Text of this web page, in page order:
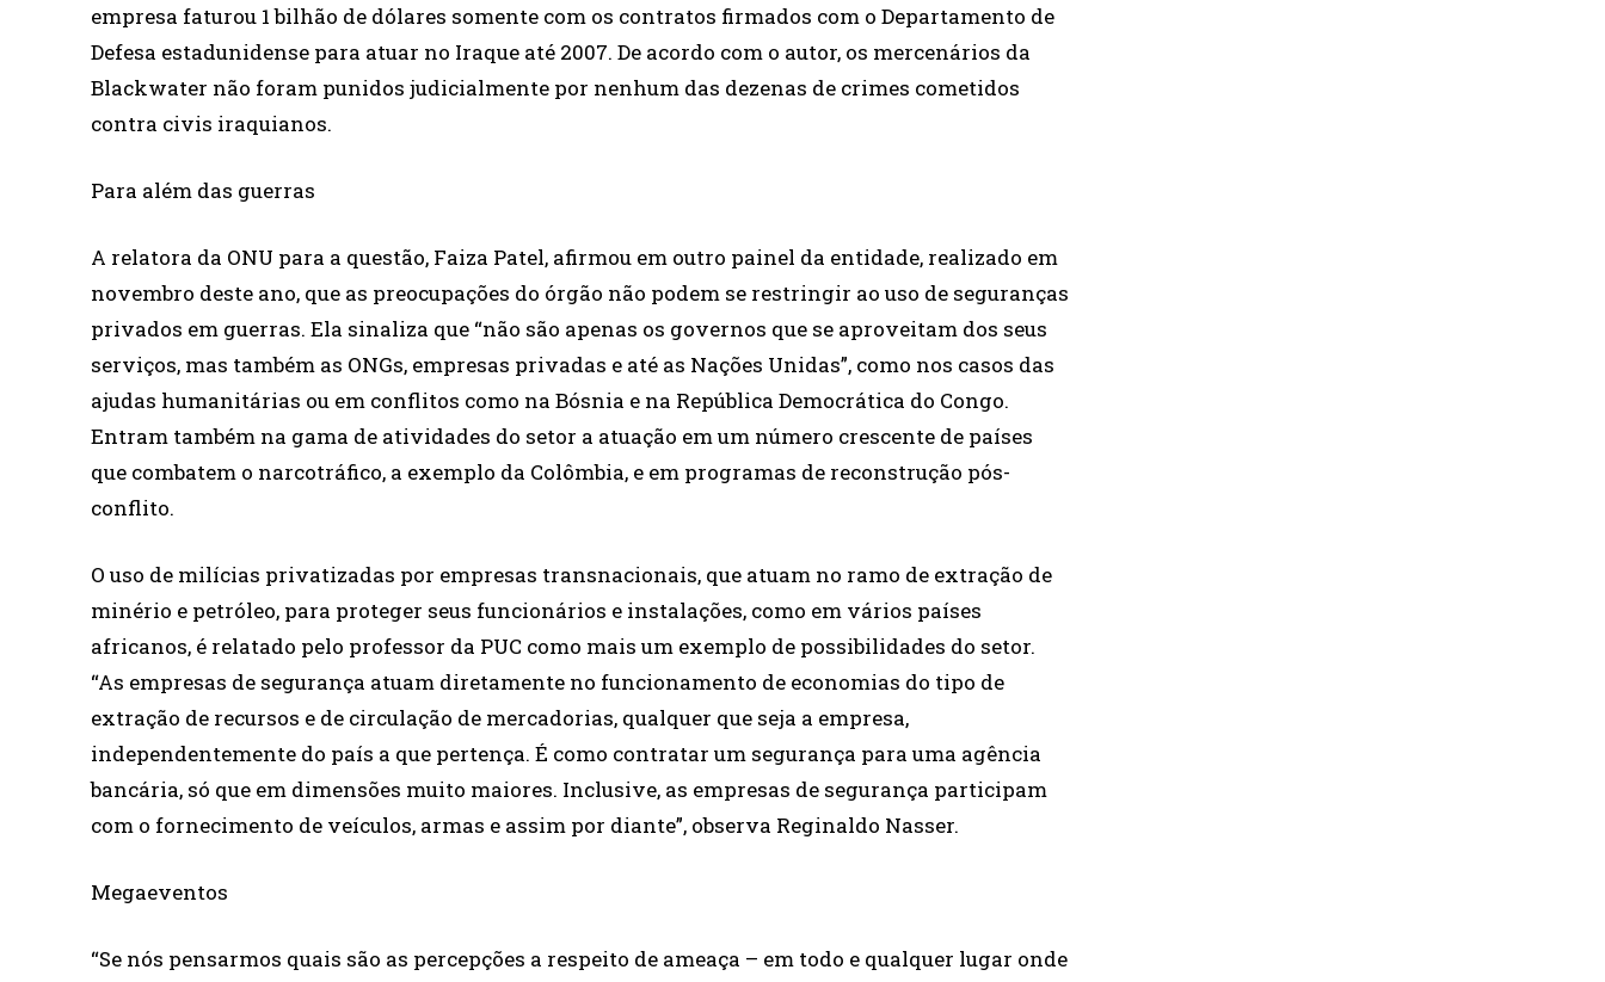
empresa faturou 1 bilhão de dólares somente com os contratos firmados com o Departamento de
Defesa estadunidense para atuar no Iraque até 2007. De acordo com o autor, os mercenários da
Blackwater não foram punidos judicialmente por nenhum das dezenas de crimes cometidos
contra civis iraquianos.
Para além das guerras
A relatora da ONU para a questão, Faiza Patel, afirmou em outro painel da entidade, realizado em
novembro deste ano, que as preocupações do órgão não podem se restringir ao uso de seguranças
privados em guerras. Ela sinaliza que “não são apenas os governos que se aproveitam dos seus
serviços, mas também as ONGs, empresas privadas e até as Nações Unidas”, como nos casos das
ajudas humanitárias ou em conflitos como na Bósnia e na República Democrática do Congo.
Entram também na gama de atividades do setor a atuação em um número crescente de países
que combatem o narcotráfico, a exemplo da Colômbia, e em programas de reconstrução pós-
conflito.
O uso de milícias privatizadas por empresas transnacionais, que atuam no ramo de extração de
minério e petróleo, para proteger seus funcionários e instalações, como em vários países
africanos, é relatado pelo professor da PUC como mais um exemplo de possibilidades do setor.
“As empresas de segurança atuam diretamente no funcionamento de economias do tipo de
extração de recursos e de circulação de mercadorias, qualquer que seja a empresa,
independentemente do país a que pertença. É como contratar um segurança para uma agência
bancária, só que em dimensões muito maiores. Inclusive, as empresas de segurança participam
com o fornecimento de veículos, armas e assim por diante”, observa Reginaldo Nasser.
Megaeventos
“Se nós pensarmos quais são as percepções a respeito de ameaça – em todo e qualquer lugar onde